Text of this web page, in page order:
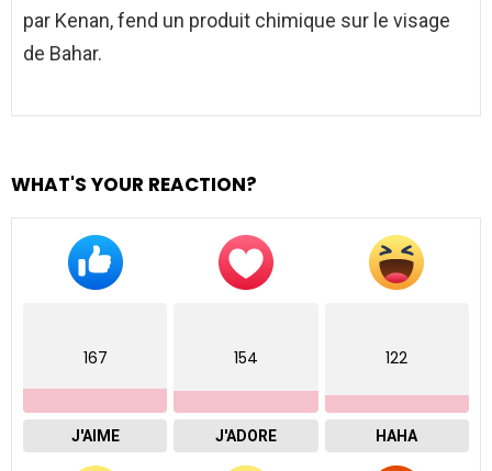
par Kenan, fend un produit chimique sur le visage
de Bahar.
WHAT'S YOUR REACTION?
167
J'AIME
154
J'ADORE
122
HAHA